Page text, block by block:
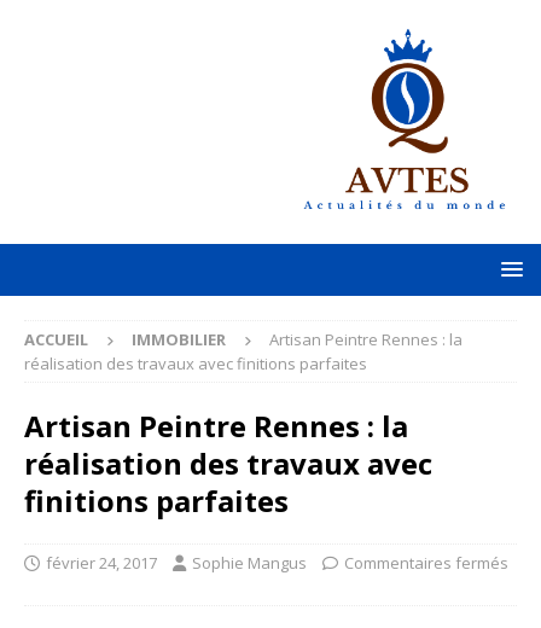
ACCUEIL IMMOBILIER
Artisan Peintre Rennes : la
réalisation des travaux avec finitions parfaites
Artisan Peintre Rennes : la
réalisation des travaux avec
finitions parfaites
février 24, 2017 Sophie Mangus Commentaires fermés